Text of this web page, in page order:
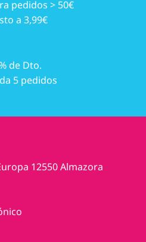
pedidos > 50€
a 3,99€
de Dto.
5 pedidos
12550 Almazora